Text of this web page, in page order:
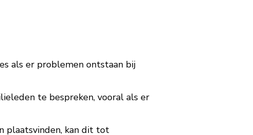
als er problemen ontstaan bij
te bespreken, vooral als er
plaatsvinden, kan dit tot